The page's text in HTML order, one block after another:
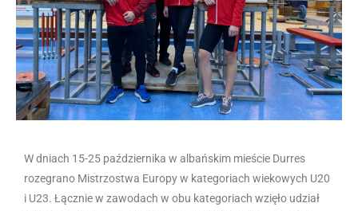
W dniach 15-25 października w albańskim mieście Durres
rozegrano Mistrzostwa Europy w kategoriach wiekowych U20
i U23. Łącznie w zawodach w obu kategoriach wzięło udział